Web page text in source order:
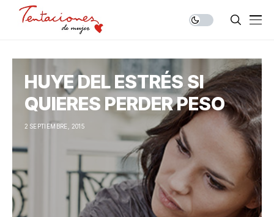
HUYE DEL ESTRÉS SI
QUIERES PERDER PESO
2 SEPTIEMBRE, 2015